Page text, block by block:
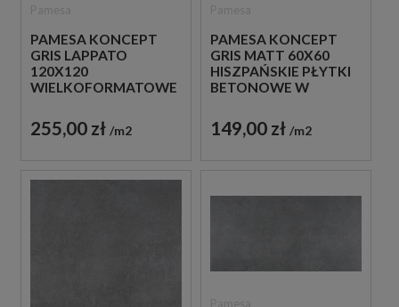
PAMESA KONCEPT
GRIS LAPPATO
120X120
WIELKOFORMATOWE
IMITUJĄCE BETON
255,00 zł m2
PAMESA KONCEPT
GRIS MATT 60X60
HISZPAŃSKIE PŁYTKI
BETONOWE W
149,00 zł m2